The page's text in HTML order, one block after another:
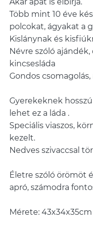
Több mint 10 éve
polcokat, ágyakat a
Kislánynak és
Névre szóló
kincsesláda
Gondos
Gyerekeknek
lehet ez a láda .
Speciális viaszos,
kezelt.
Nedves szivaccsal
Életre szóló örömöt
apró, számodra
Mérete: